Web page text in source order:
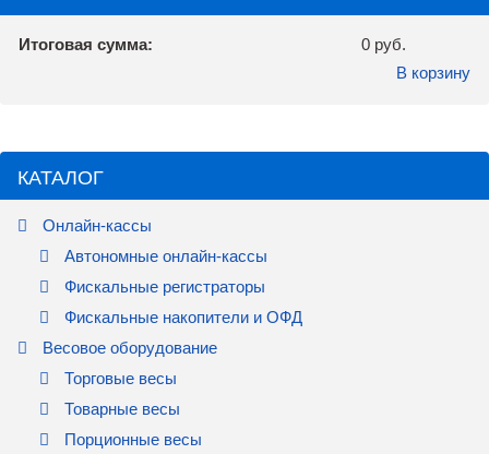
Итоговая сумма:
0 руб.
В корзину
КАТАЛОГ
Онлайн-кассы
Автономные онлайн-кассы
Фискальные регистраторы
Фискальные накопители и ОФД
Весовое оборудование
Торговые весы
Товарные весы
Порционные весы